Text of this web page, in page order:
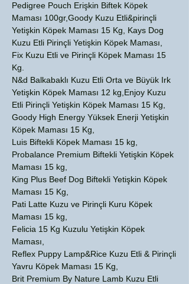
Pedigree Pouch Erişkin Biftek Köpek
Maması 100gr,Goody Kuzu Etli&pirinçli
Yetişkin Köpek Maması 15 Kg, Kays Dog
Kuzu Etli Pirinçli Yetişkin Köpek Maması,
Fix Kuzu Etli ve Pirinçli Köpek Maması 15
Kg.
N&d Balkabaklı Kuzu Etli Orta ve Büyük Irk
Yetişkin Köpek Maması 12 kg,Enjoy Kuzu
Etli Pirinçli Yetişkin Köpek Maması 15 Kg,
Goody High Energy Yüksek Enerji Yetişkin
Köpek Maması 15 Kg,
Luis Biftekli Köpek Maması 15 kg,
Probalance Premium Biftekli Yetişkin Köpek
Maması 15 kg,
King Plus Beef Dog Biftekli Yetişkin Köpek
Maması 15 Kg,
Pati Latte Kuzu ve Pirinçli Kuru Köpek
Maması 15 kg,
Felicia 15 Kg Kuzulu Yetişkin Köpek
Maması,
Reflex Puppy Lamp&Rice Kuzu Etli & Pirinçli
Yavru Köpek Maması 15 Kg,
Brit Premium By Nature Lamb Kuzu Etli